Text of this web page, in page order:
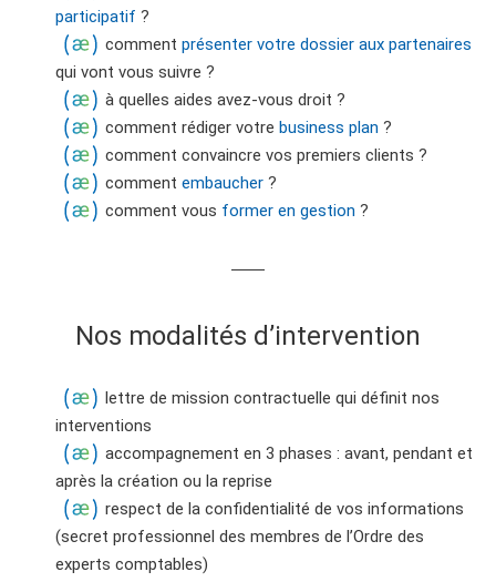
participatif ?
comment présenter votre dossier aux partenaires
qui vont vous suivre ?
à quelles aides avez-vous droit ?
comment rédiger votre business plan ?
comment convaincre vos premiers clients ?
comment embaucher ?
comment vous former en gestion ?
Nos modalités d’intervention
lettre de mission contractuelle qui définit nos
interventions
accompagnement en 3 phases : avant, pendant et
après la création ou la reprise
respect de la confidentialité de vos informations
(secret professionnel des membres de l’Ordre des
experts comptables)